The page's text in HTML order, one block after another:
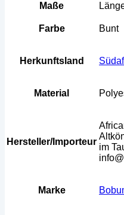
Maße
Farbe Bunt
Herkunftsland
Material
Hersteller/Importeur
im
Marke